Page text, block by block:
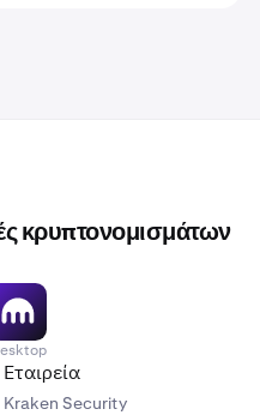
κρυπτονομισμάτων
Εταιρεία
Kraken Security